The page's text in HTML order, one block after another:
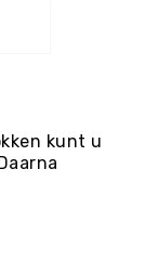
kunt u